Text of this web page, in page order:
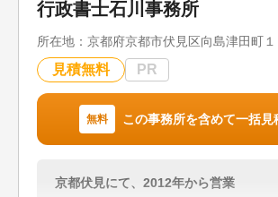
とが可能ですので、ご安心いただける
平日の9:00から18:00まで受け付けてい
続人の都合で土日の対応を希望される
日での対応も可能ですので、ぜひご相
対応地域
応可能。
行政書士石川事務所
所在地： 京都府京都市伏見区向島津田町
見積無料 PR
無料 この事務所を含めて一括見
京都伏見にて、2012年から営業